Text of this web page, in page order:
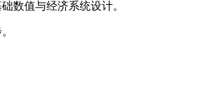
数值与经济系统设计。